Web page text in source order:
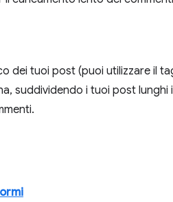
dei tuoi post (puoi utilizzare il
suddividendo i tuoi post lunghi